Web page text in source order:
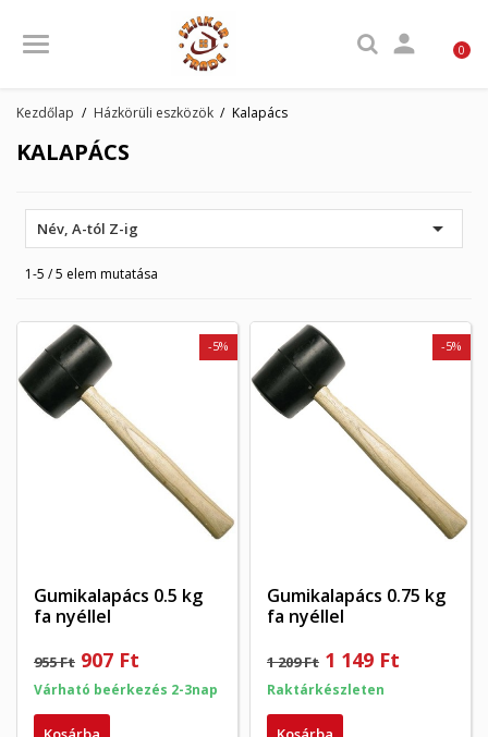
 0
Kezdőlap Házkörüli eszközök Kalapács
KALAPÁCS
Név, A-tól Z-ig 
1-5 / 5 elem mutatása
Gumikalapács 0.5 kg
fa nyéllel
955 Ft
-5%
907 Ft
Várható beérkezés 2-3nap
Gumikalapács 0.75 kg
fa nyéllel
1 209 Ft
-5%
1 149 Ft
Raktárkészleten